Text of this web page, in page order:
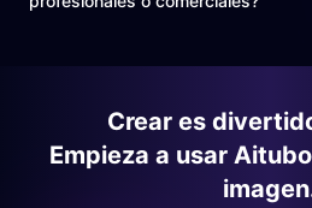
Crear es
Empieza a usar